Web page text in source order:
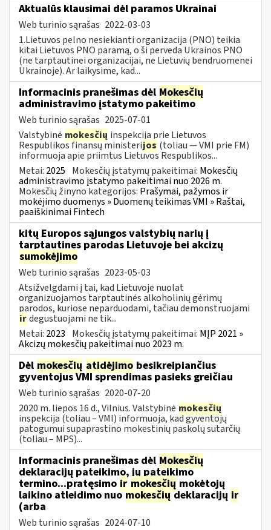
Aktualūs klausimai dėl paramos Ukrainai
Web turinio sąrašas 2022-03-03
1.Lietuvos pelno nesiekianti organizacija (PNO) teikia
kitai Lietuvos PNO paramą, o ši perveda Ukrainos PNO
(ne tarptautinei organizacijai, ne Lietuvių bendruomenei
Ukrainoje). Ar laikysime, kad...
Informacinis pranešimas dėl Mokesčių
administravimo įstatymo pakeitimo
Web turinio sąrašas 2025-07-01
Valstybinė mokesčių inspekcija prie Lietuvos
Respublikos finansų ministerijos (toliau — VMI prie FM)
informuoja apie priimtus Lietuvos Respublikos...
Metai: 2025 Mokesčių įstatymų pakeitimai: Mokesčių
administravimo įstatymo pakeitimai nuo 2026 m.
Mokesčių žinyno kategorijos: Prašymai, pažymos ir
mokėjimo duomenys » Duomenų teikimas VMI » Raštai,
paaiškinimai Fintech
kitų Europos sąjungos valstybių narių į
tarptautines parodas Lietuvoje bei akcizų
sumokėjimo
Web turinio sąrašas 2023-05-03
Atsižvelgdami į tai, kad Lietuvoje nuolat
organizuojamos tarptautinės alkoholinių gėrimų
parodos, kuriose neparduodami, tačiau demonstruojami
irdegustuojami ne tik...
Metai: 2023 Mokesčių įstatymų pakeitimai: MĮP 2021 »
Akcizų mokesčių pakeitimai nuo 2023 m.
Dėl mokesčių atidėjimo besikreipiančius
gyventojus VMI sprendimas pasieks greičiau
Web turinio sąrašas 2020-07-20
2020 m. liepos 16 d., Vilnius. Valstybinė mokesčių
inspekcija (toliau – VMI) informuoja, kad gyventojų
patogumui supaprastino mokestinių paskolų sutarčių
(toliau – MPS)...
Informacinis pranešimas dėl Mokesčių
deklaracijų pateikimo, jų pateikimo
termino...pratęsimo ir mokesčių mokėtojų
laikino atleidimo nuomokesčiųdeklaracijų ir
(arba
Web turinio sąrašas 2024-07-10